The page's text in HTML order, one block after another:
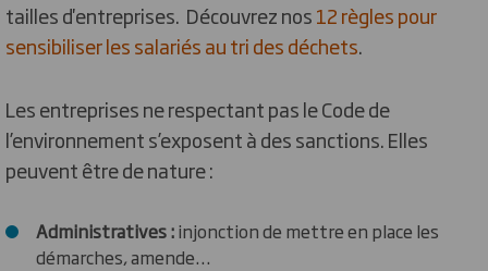
tailles d'entreprises. Découvrez nos12 règles pour
sensibiliser les salariés au tri des déchets.
Les entreprises ne respectant pas le Code de
l’environnement s’exposent à des sanctions. Elles
peuvent être de nature :
Administratives :injonction de mettre en place les
démarches, amende…